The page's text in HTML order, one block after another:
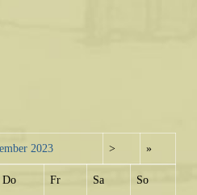
2023 > »
Do Fr Sa So